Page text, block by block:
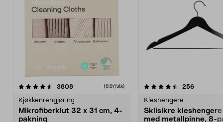
3808anmeldelser(9,97/stk)
Kjøkkenrengjøring
Mikrofiberklut 32 x 31 cm, 4-
pakning
4.5av 5 stjerner 256
Kleshengere
Sklisikre
med metallpinne, 8-
4.5av 5 stjerner